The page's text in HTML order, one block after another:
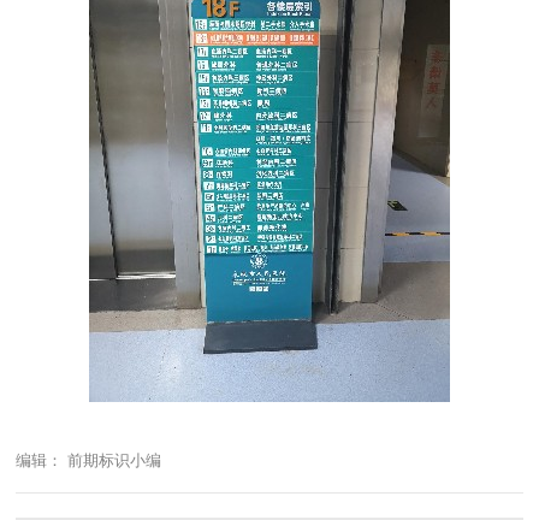
编辑： 前期标识小编